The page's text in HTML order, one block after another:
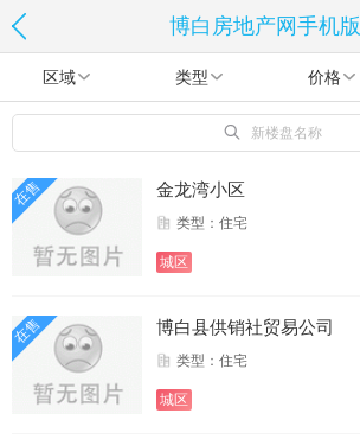
博白房地产网手机版
区域 类型 价格
新楼盘名称
在售 金龙湾小区
类型：住宅
城区
在售 博白县供销社贸易公司
类型：住宅
城区